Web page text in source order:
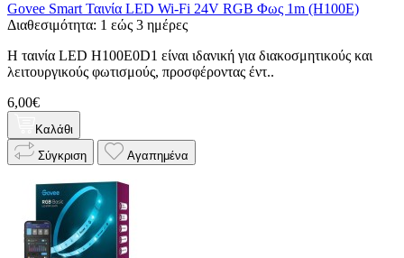
Govee Smart Ταινία LED Wi-Fi 24V RGB Φως 1m (H100E)
Διαθεσιμότητα: 1 εώς 3 ημέρες
Η ταινία LED H100E0D1 είναι ιδανική για διακοσμητικούς και
λειτουργικούς φωτισμούς, προσφέροντας έντ..
6,00€
Καλάθι
Σύγκριση
Αγαπημένα